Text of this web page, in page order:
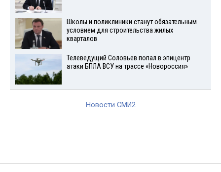
Школы и поликлиники станут обязательным
условием для строительства жилых
кварталов
Телеведущий Соловьев попал в эпицентр
атаки БПЛА ВСУ на трассе «Новороссия»
Новости СМИ2